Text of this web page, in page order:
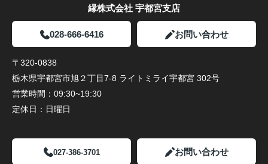
縁株式会社 宇都宮支店
028-666-6416 お問い合わせ
〒320-0838
栃木県宇都宮市旭２丁目7-8 ライトミライ宇都宮 302号
営業時間： 09:30~19:30
定休日： 日曜日
027-386-3701 お問い合わせ